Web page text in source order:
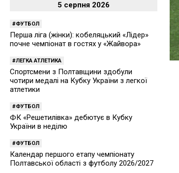
5 серпня 2026
ФУТБОЛ
Перша ліга (жінки): кобеляцький «Лідер»
почне чемпіонат в гостях у «Жайвора»
ЛЕГКА АТЛЕТИКА
Спортсмени з Полтавщини здобули
чотири медалі на Кубку України з легкої
атлетики
ФУТБОЛ
ФК «Решетилівка» дебютує в Кубку
України в неділю
ФУТБОЛ
Календар першого етапу чемпіонату
Полтавської області з футболу 2026/2027